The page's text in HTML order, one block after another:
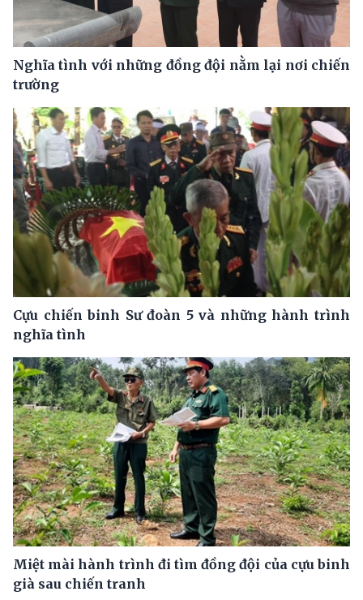
Nghĩa tình với những đồng đội nằm lại nơi chiến
trường
Cựu chiến binh Sư đoàn 5 và những hành trình
nghĩa tình
Miệt mài hành trình đi tìm đồng đội của cựu binh
già sau chiến tranh